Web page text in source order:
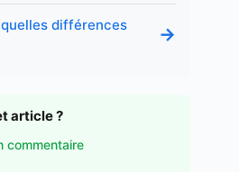
différences
→
article ?
commentaire